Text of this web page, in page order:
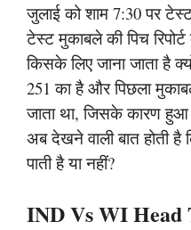
जुलाई को शाम 7:30 पर
टेस्ट मुकाबले की पिच
किसके लिए जाना जाता है
251 का है और पिछला
जाता था, जिसके कारण हुआ
अब देखने वाली बात होती है
पाती है या नहीं?
IND Vs WI Head